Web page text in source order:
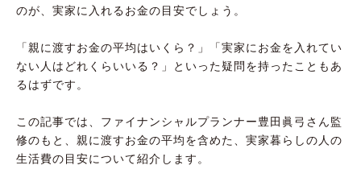
のが、実家に入れるお金の目安でしょう。
「親に渡すお金の平均はいくら？」「実家にお金を入れてい
ない人はどれくらいいる？」といった疑問を持ったこともあ
るはずです。
この記事では、ファイナンシャルプランナー豊田眞弓さん監
修のもと、親に渡すお金の平均を含めた、実家暮らしの人の
生活費の目安について紹介します。